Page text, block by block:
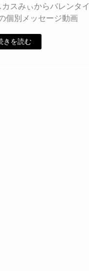
カスみぃからバレンタイ
個別メッセージ動画
きを読む